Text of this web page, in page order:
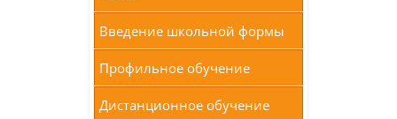
Введение школьной формы
Профильное обучение
Дистанционное обучение